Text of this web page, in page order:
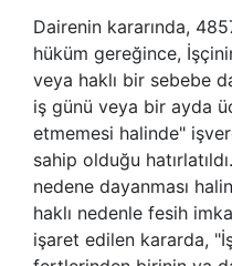
Dairenin kararında,
hüküm gereğince,
veya haklı bir sebebe
iş günü veya bir ayda
etmemesi halinde"
sahip olduğu
nedene dayanması
haklı nedenle fesih
işaret edilen kararda,